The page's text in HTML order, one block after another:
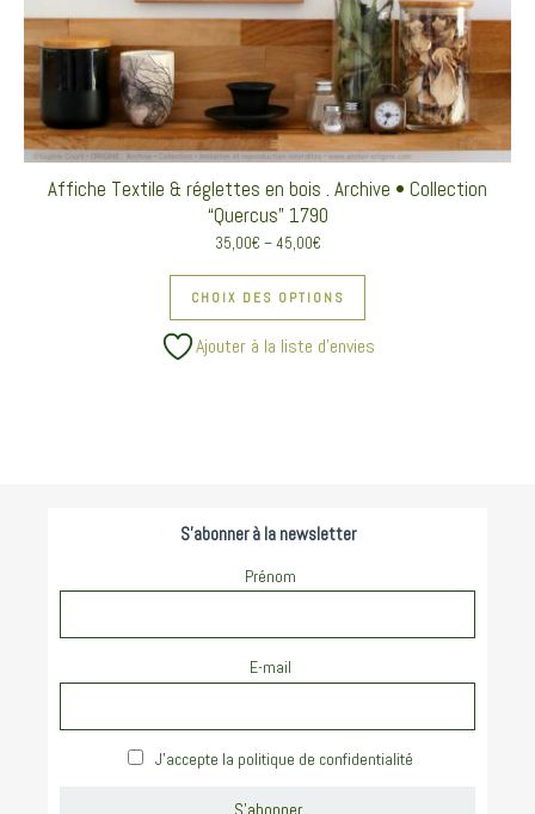
Affiche Textile & réglettes en bois . Archive • Collection
“Quercus” 1790
35,00€ –45,00€
CHOIX DES OPTIONS
Ajouter à la liste d’envies
S'abonner à la newsletter
Prénom
E-mail
J'accepte la politique de confidentialité